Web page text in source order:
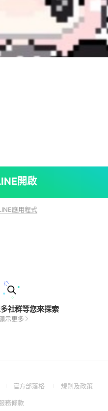
開啟
應用程式
社群等您來探索
示更多
(Open官方部落格
(Open規則及政策(Open
務條款(Open